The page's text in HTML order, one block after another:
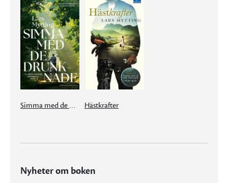
Simma med de drunknade Hästkrafter
Nyheter om boken